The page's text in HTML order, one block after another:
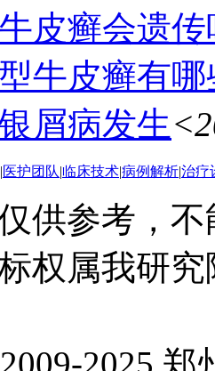
皮癣会遗传
牛皮癣有哪
屑病发生
|医护团队|临床技术|病例解析|治疗
供参考，
权属我研
2025